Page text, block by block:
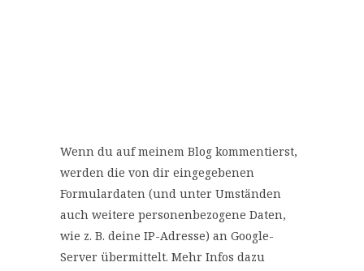
Wenn du auf meinem Blog kommentierst,
werden die von dir eingegebenen
Formulardaten (und unter Umständen
auch weitere personenbezogene Daten,
wie z. B. deine IP-Adresse) an Google-
Server übermittelt. Mehr Infos dazu